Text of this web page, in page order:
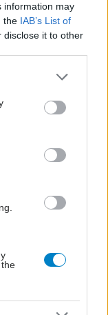
information may
the IAB’s List of
disclose it to other
or more Google
You may click to
party tags to
in below Google
- κλειδί για
νεφρικής